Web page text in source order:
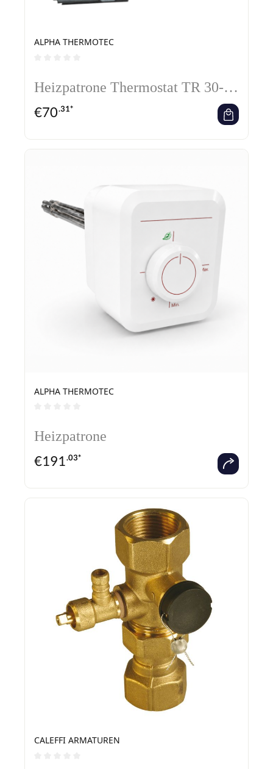
ALPHA THERMOTEC
Heizpatrone Thermostat TR 30-
85° C Ersatzteil für Heizpatrone
€70.31*
ALPHA THERMOTEC
Heizpatrone
€191.03*
CALEFFI ARMATUREN